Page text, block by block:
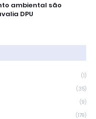
ambiental são
DPU
(1)
(35)
(9)
(179)